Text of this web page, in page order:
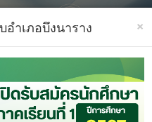
Toggle
×
อำเภอบึงนาราง
Next